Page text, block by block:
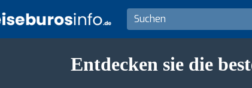
Entdecken sie die